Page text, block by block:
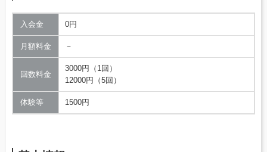
入会金 0円
月額料金 －
回数料金
3000円（1回）
12000円（5回）
体験等 1500円